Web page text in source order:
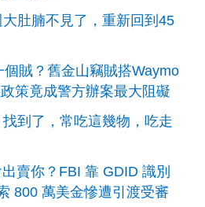
肚腩不見了，重新回到45
賊？舊金山竊賊搭Waymo
策竟成警方辦案最大阻礙
到了，常吃這幾物，吃走
賣你？FBI 靠 GDID 識別
800 萬美金慘遭引渡受審